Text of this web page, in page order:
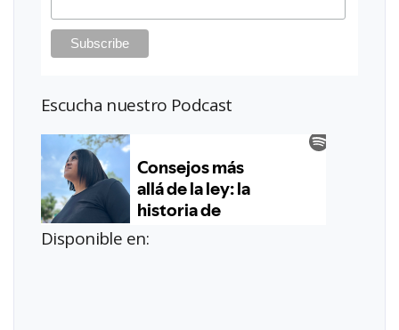
Escucha nuestro Podcast
Disponible en: